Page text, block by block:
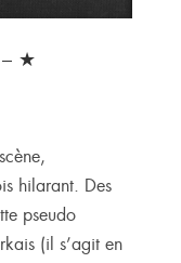
– ★
hilarant. Des
pseudo
(il s’agit en